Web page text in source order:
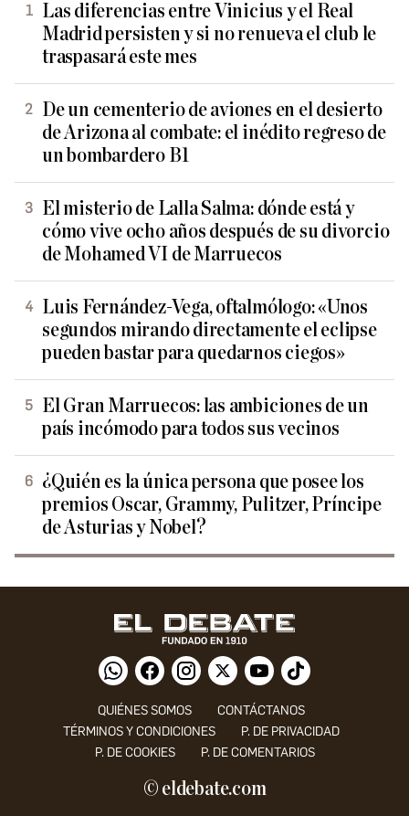
Las diferencias entre Vinicius y el Real
Madrid persisten y si no renueva el club le
traspasará este mes
De un cementerio de aviones en el desierto
de Arizona al combate: el inédito regreso de
un bombardero B1
El misterio de Lalla Salma: dónde está y
cómo vive ocho años después de su divorcio
de Mohamed VI de Marruecos
Luis Fernández-Vega, oftalmólogo: «Unos
segundos mirando directamente el eclipse
pueden bastar para quedarnos ciegos»
El Gran Marruecos: las ambiciones de un
país incómodo para todos sus vecinos
¿Quién es la única persona que posee los
premios Oscar, Grammy, Pulitzer, Príncipe
de Asturias y Nobel?
QUIÉNES SOMOS
CONTÁCTANOS
TÉRMINOS Y CONDICIONES
P. DE PRIVACIDAD
P. DE COOKIES
P. DE COMENTARIOS
© eldebate.com